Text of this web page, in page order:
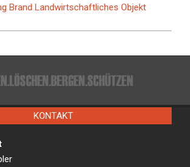
Brand Landwirtschaftliches Objekt
KONTAKT